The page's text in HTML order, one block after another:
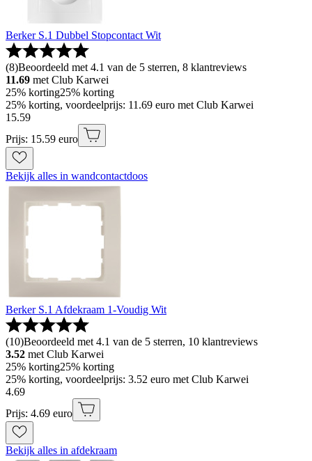
Berker S.1 Dubbel Stopcontact Wit
(8)Beoordeeld met 4.1 van de 5 sterren, 8 klantreviews
11.69 met Club Karwei
25% korting25% korting
25% korting, voordeelprijs: 11.69 euro met Club Karwei
15.59
Prijs: 15.59 euro
Bekijk alles in wandcontactdoos
Berker S.1 Afdekraam 1-Voudig Wit
(10)Beoordeeld met 4.1 van de 5 sterren, 10 klantreviews
3.52 met Club Karwei
25% korting25% korting
25% korting, voordeelprijs: 3.52 euro met Club Karwei
4.69
Prijs: 4.69 euro
Bekijk alles in afdekraam